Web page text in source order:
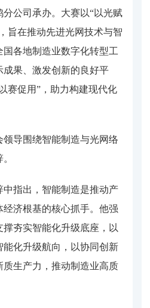
公司承办。大赛以“以光赋
旨在推动先进光网技术与智
各地制造业数字化转型工
果、激发创新的良好平
赛促用”，助力构建现代化
领导围绕智能制造与光网络
中指出，智能制造是推动产
济根基的核心抓手。他强
夯实智能化升级底座，以
能化升级航向，以协同创新
质生产力，推动制造业高质